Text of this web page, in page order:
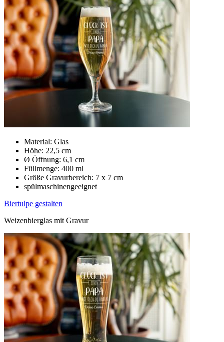
Material: Glas
Höhe: 22,5 cm
Ø Öffnung: 6,1 cm
Füllmenge: 400 ml
Größe Gravurbereich: 7 x 7 cm
spülmaschinengeeignet
Biertulpe gestalten
Weizenbierglas mit Gravur